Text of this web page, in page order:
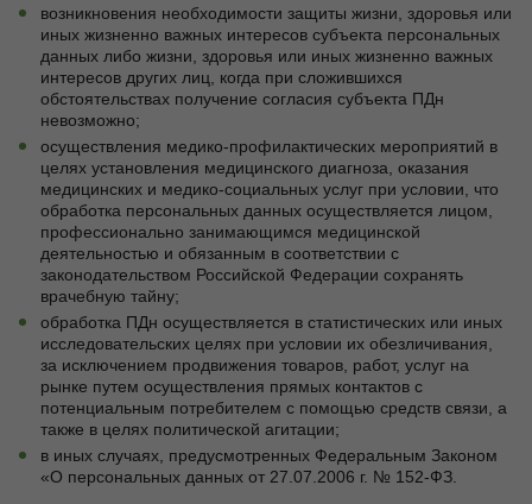
возникновения необходимости защиты жизни, здоровья или
иных жизненно важных интересов субъекта персональных
данных либо жизни, здоровья или иных жизненно важных
интересов других лиц, когда при сложившихся
обстоятельствах получение согласия субъекта ПДн
невозможно;
осуществления медико-профилактических мероприятий в
целях установления медицинского диагноза, оказания
медицинских и медико-социальных услуг при условии, что
обработка персональных данных осуществляется лицом,
профессионально занимающимся медицинской
деятельностью и обязанным в соответствии с
законодательством Российской Федерации сохранять
врачебную тайну;
обработка ПДн осуществляется в статистических или иных
исследовательских целях при условии их обезличивания,
за исключением продвижения товаров, работ, услуг на
рынке путем осуществления прямых контактов с
потенциальным потребителем с помощью средств связи, а
также в целях политической агитации;
в иных случаях, предусмотренных Федеральным Законом
«О персональных данных от 27.07.2006 г. № 152-ФЗ.